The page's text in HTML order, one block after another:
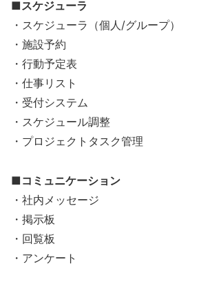
■スケジューラ
・スケジューラ（個人/グループ）
・施設予約
・行動予定表
・仕事リスト
・受付システム
・スケジュール調整
・プロジェクトタスク管理
■コミュニケーション
・社内メッセージ
・掲示板
・回覧板
・アンケート